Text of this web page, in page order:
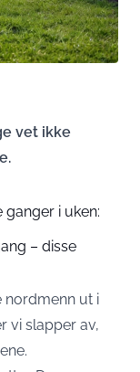
vet ikke
i uken:
– disse
nordmenn ut i
vi slapper av,